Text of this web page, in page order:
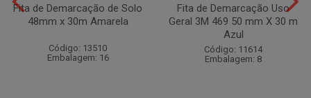
Fita de Demarcação de Solo
48mm x 30m Amarela
Código: 13510
Embalagem: 16
Fita de Demarcação Uso
Geral 3M 469 50 mm X 30 m
Azul
Código: 11614
Embalagem: 8